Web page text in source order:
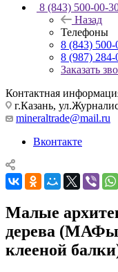
8 (843) 500-00-
Назад
Телефоны
8 (843) 500-
8 (987) 284-
Заказать
Контактная
г.Казань,
mineraltrade@mail.ru
Вконтакте
Малые
дерева (МАФы
клееной